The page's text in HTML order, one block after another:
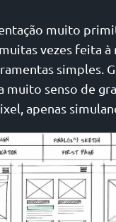
muito
vezes feita à
simples.
muito senso de
apenas